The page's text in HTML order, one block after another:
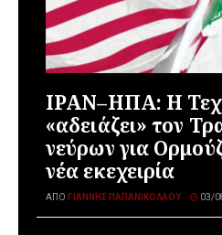
ΙΡΑΝ–ΗΠΑ: Η
«αδειάζει» τον
νεύρων για
νέα εκεχειρία
ΑΠΌ ΓΙΆΝΝΗΣ ΠΑΠΑΝΙΚΟΛΆΟΥ 03/